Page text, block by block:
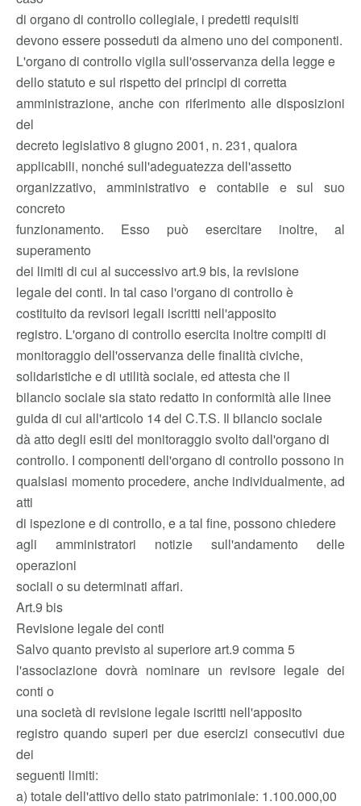
di organo di controllo collegiale, i predetti requisiti
devono essere posseduti da almeno uno dei componenti.
L'organo di controllo vigila sull'osservanza della legge e
dello statuto e sul rispetto dei principi di corretta
amministrazione, anche con riferimento alle disposizioni
del
decreto legislativo 8 giugno 2001, n. 231, qualora
applicabili, nonché sull'adeguatezza dell'assetto
organizzativo, amministrativo e contabile e sul suo
concreto
funzionamento. Esso può esercitare inoltre, al
superamento
dei limiti di cui al successivo art.9 bis, la revisione
legale dei conti. In tal caso l'organo di controllo è
costituito da revisori legali iscritti nell'apposito
registro. L'organo di controllo esercita inoltre compiti di
monitoraggio dell'osservanza delle finalità civiche,
solidaristiche e di utilità sociale, ed attesta che il
bilancio sociale sia stato redatto in conformità alle linee
guida di cui all'articolo 14 del C.T.S. Il bilancio sociale
dà atto degli esiti del monitoraggio svolto dall'organo di
controllo. I componenti dell'organo di controllo possono in
qualsiasi momento procedere, anche individualmente, ad
atti
di ispezione e di controllo, e a tal fine, possono chiedere
agli amministratori notizie sull'andamento delle
operazioni
sociali o su determinati affari.
Art.9 bis
Revisione legale dei conti
Salvo quanto previsto al superiore art.9 comma 5
l'associazione dovrà nominare un revisore legale dei
conti o
una società di revisione legale iscritti nell'apposito
registro quando superi per due esercizi consecutivi due
dei
seguenti limiti:
a) totale dell'attivo dello stato patrimoniale: 1.100.000,00